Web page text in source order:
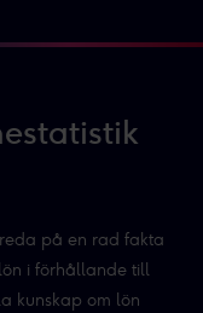
på en rad fakta
i förhållande till
kunskap om lön